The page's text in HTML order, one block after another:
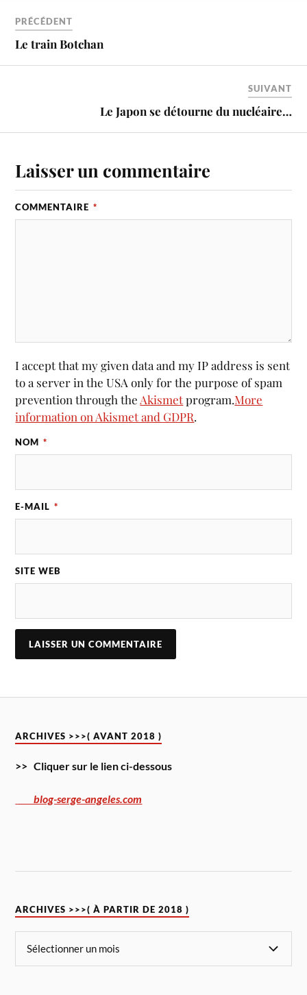
PRÉCÉDENT
Le train Botchan
SUIVANT
Le Japon se détourne du nucléaire…
Laisser un commentaire
COMMENTAIRE *
I accept that my given data and my IP address is sent
to a server in the USA only for the purpose of spam
prevention through the Akismetprogram.More
information on Akismet and GDPR.
NOM *
E-MAIL *
SITE WEB
ARCHIVES >>>( AVANT 2018 )
>> Cliquer sur le lien ci-dessous
blog-serge-angeles.com
ARCHIVES >>>( À PARTIR DE 2018 )